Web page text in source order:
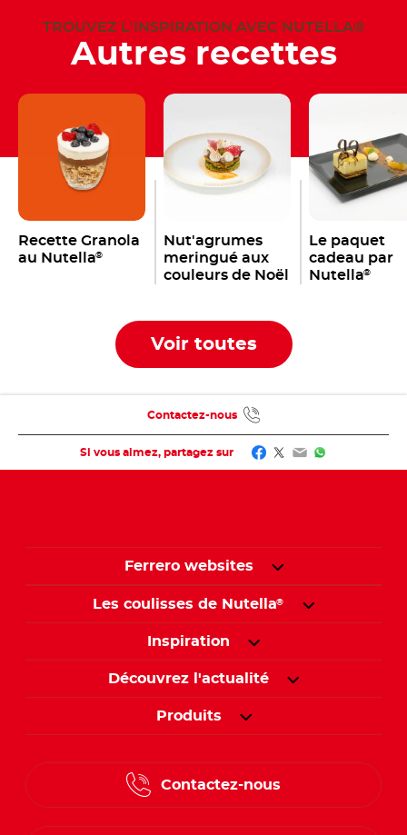
TROUVEZ L'INSPIRATION AVEC NUTELLA®
Autres recettes
Recette Granola
au Nutella®
Nut'agrumes
meringué aux
couleurs de Noël
ACADEMY
Le paquet
cadeau par
Nutella®
Voir toutes
Si vous aimez, partagez sur Facebook
Twitter
EmailWhatsApp
Contactez-nous
Ferrero websites
Les coulisses de Nutella®
Inspiration
Découvrez l'actualité
Produits
Contactez-nous